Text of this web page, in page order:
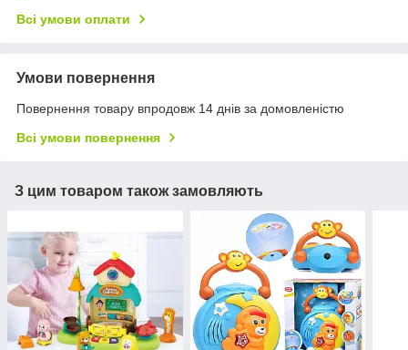
Всі умови оплати
Умови повернення
Повернення товару впродовж 14 днів за домовленістю
Всі умови повернення
З цим товаром також замовляють